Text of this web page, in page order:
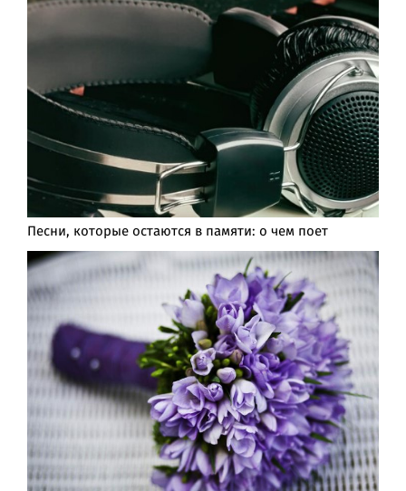
Песни, которые остаются в памяти: о чем поет